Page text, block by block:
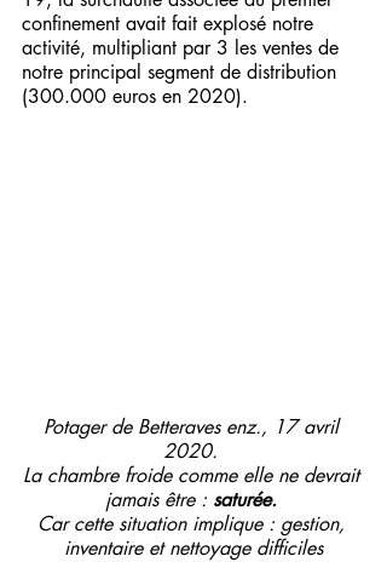
confinement avait fait explosé notre
activité, multipliant par 3 les ventes de
notre principal segment de distribution
(300.000 euros en 2020).
Potager de Betteraves enz., 17 avril
2020.
La chambre froide comme elle ne devrait
jamais être : saturée.
Car cette situation implique : gestion,
inventaire et nettoyage difficiles